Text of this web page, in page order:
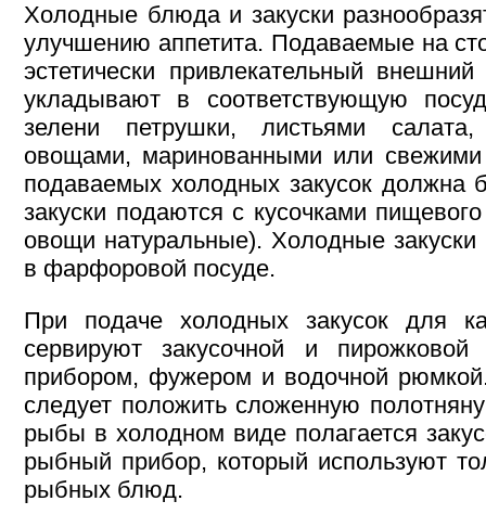
Холодные блюда и закуски
улучшению аппетита. Подаваемые на
эстетически привлекательный
укладывают в соответствующую
зелени петрушки, листьями
овощами, маринованными или свежими
подаваемых холодных закусок должна
закуски подаются с кусочками
овощи натуральные). Холодные закуски
в фарфоровой посуде.
При подаче холодных закусок для
сервируют закусочной и пирожковой
прибором, фужером и водочной
следует положить сложенную
рыбы в холодном виде полагается
рыбный прибор, который используют
рыбных блюд.